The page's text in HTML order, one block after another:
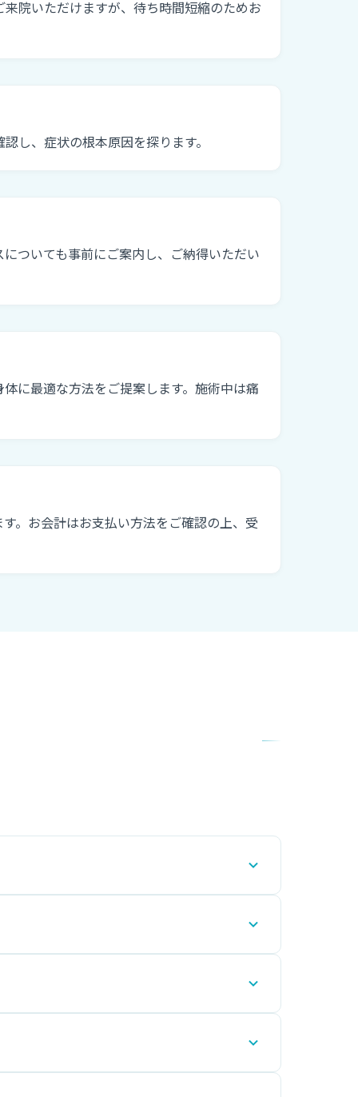
院いただけますが、待ち時間短縮のためお
し、症状の根本原因を探ります。
ついても事前にご案内し、ご納得いただい
に最適な方法をご提案します。施術中は痛
。お会計はお支払い方法をご確認の上、受